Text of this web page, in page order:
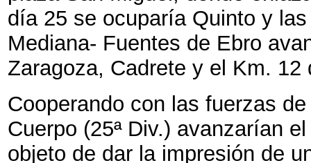
día 25 se ocuparía Quinto y
Mediana- Fuentes de Ebro
Zaragoza, Cadrete y el Km.
Cooperando con las fuerzas
Cuerpo (25ª Div.) avanzarían
objeto de dar la impresión de